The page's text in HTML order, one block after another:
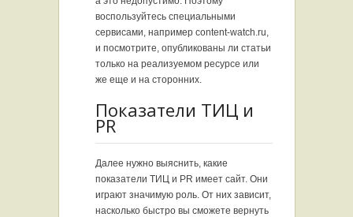
воспользуйтесь специальными
сервисами, например content-watch.ru,
и посмотрите, опубликованы ли статьи
только на реализуемом ресурсе или
же еще и на сторонних.
Показатели ТИЦ и
PR
Далее нужно выяснить, какие
показатели ТИЦ и PR имеет сайт. Они
играют значимую роль. От них зависит,
насколько быстро вы сможете вернуть